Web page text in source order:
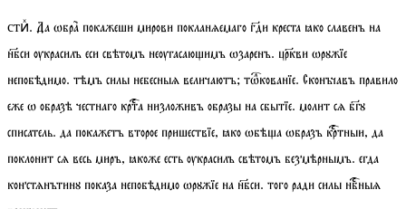
стиⷯ. Да ѡбра покажеши мирови покланѧемаго гди креста ꙗко славенъ на
нбси ѹкрасилъ еси свѣтомъ неѹгасаюимъ ѡзаренъ. цркви ѡрꙋжїе
непобѣдимо. тѣмъ силы небесныѧ величаютъ;тѡкованїе. Сконъчавъ правило
еже ѡ образѣ честнаго крта низложивъ образы на сбытїе. молит сѧ бгꙋ
списатель. да покажетъ второе пришествїе, ꙗко ѡбѣа ѡбразъ кртныи, да
поклонит сѧ весь миръ, ꙗкоже есть ѹкрасилъ свѣтомъ безмѣрнымъ. егда
констѧнътинꙋ показа непобѣдимо ѡрꙋжїе на нбси. того ради силы нбныѧ